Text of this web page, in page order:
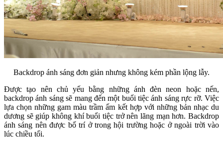
Backdrop ánh sáng đơn giản nhưng không kém phần lộng lẫy.
Được tạo nên chủ yếu bằng những ánh đèn neon hoặc nến,
backdrop ánh sáng sẽ mang đến một buổi tiệc ánh sáng rực rỡ. Việc
lựa chọn những gam màu trầm ấm kết hợp với những bản nhạc du
dương sẽ giúp không khí buổi tiệc trở nên lãng mạn hơn. Backdrop
ánh sáng nên được bố trí ở trong hội trường hoặc ở ngoài trời vào
lúc chiều tối.